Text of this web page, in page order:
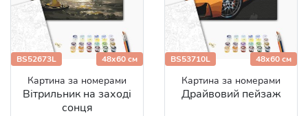
BS52673L 48x60 см
Картина за номерами
Вітрильник на заході
сонця
BS53710L 48x60 см
Картина за номерами
Драйвовий пейзаж